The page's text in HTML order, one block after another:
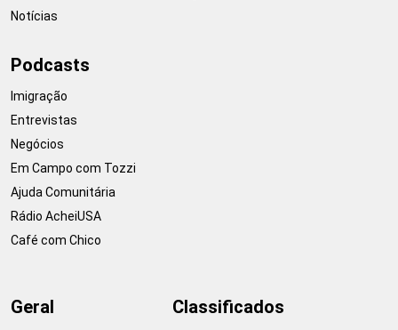
Notícias
Podcasts
Imigração
Entrevistas
Negócios
Em Campo com Tozzi
Ajuda Comunitária
Rádio AcheiUSA
Café com Chico
Geral Classificados